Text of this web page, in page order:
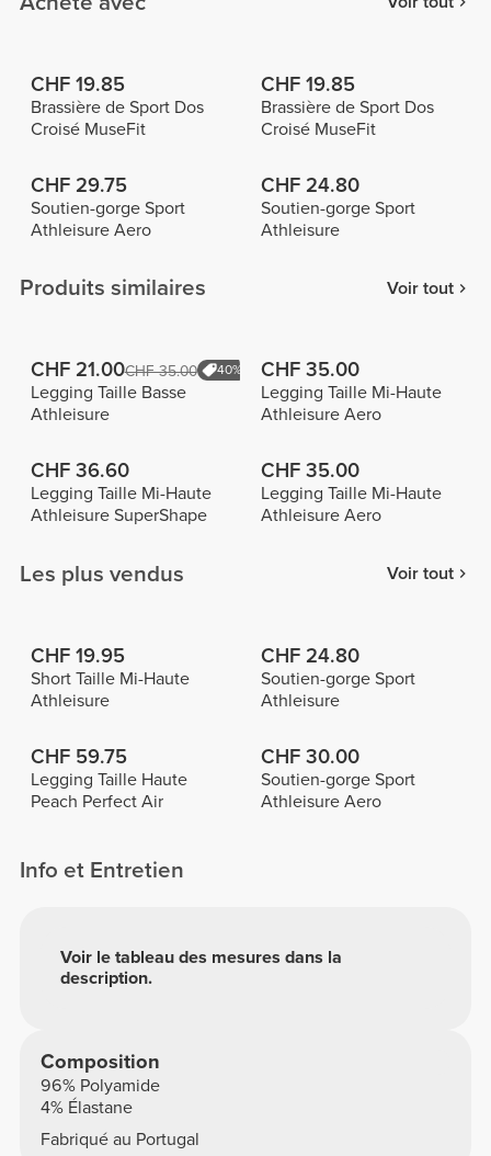
CHF 19.85
Brassière de Sport Dos
Croisé MuseFit
CHF 19.85
Brassière de Sport Dos
Croisé MuseFit
CHF 29.75
Soutien-gorge Sport
Athleisure Aero
CHF 24.80
Soutien-gorge Sport
Athleisure
Produits similaires Voir tout
CHF 21.00CHF 35.00 40%
Legging Taille Basse
Athleisure
CHF 35.00
Legging Taille Mi-Haute
Athleisure Aero
CHF 36.60
Legging Taille Mi-Haute
Athleisure SuperShape
CHF 35.00
Legging Taille Mi-Haute
Athleisure Aero
Les plus vendus Voir tout
CHF 19.95
Short Taille Mi-Haute
Athleisure
CHF 24.80
Soutien-gorge Sport
Athleisure
CHF 59.75
Legging Taille Haute
Peach Perfect Air
CHF 30.00
Soutien-gorge Sport
Athleisure Aero
Info et Entretien
Voir le tableau des mesures dans la
description.
Composition
96% Polyamide
4% Élastane
Fabriqué au Portugal